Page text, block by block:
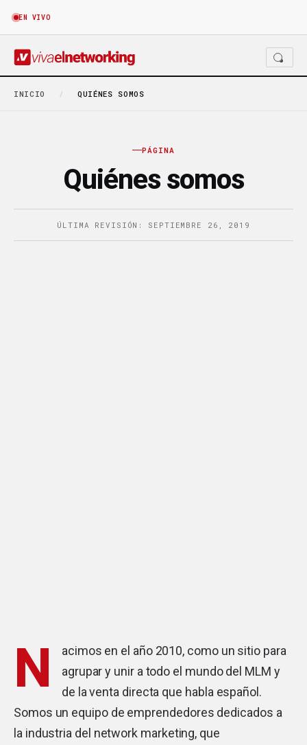
EN VIVO
INICIO / QUIÉNES SOMOS
PÁGINA
Quiénes somos
ÚLTIMA REVISIÓN: SEPTIEMBRE 26, 2019
N
acimos en el año 2010, como un sitio para
agrupar y unir a todo el mundo del MLM y
de la venta directa que habla español.
Somos un equipo de emprendedores dedicados a
la industria del network marketing, que